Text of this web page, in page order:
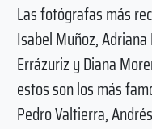
Las fotógrafas más
Isabel Muñoz,
Errázuriz y Diana
estos son los más
Pedro Valtierra,